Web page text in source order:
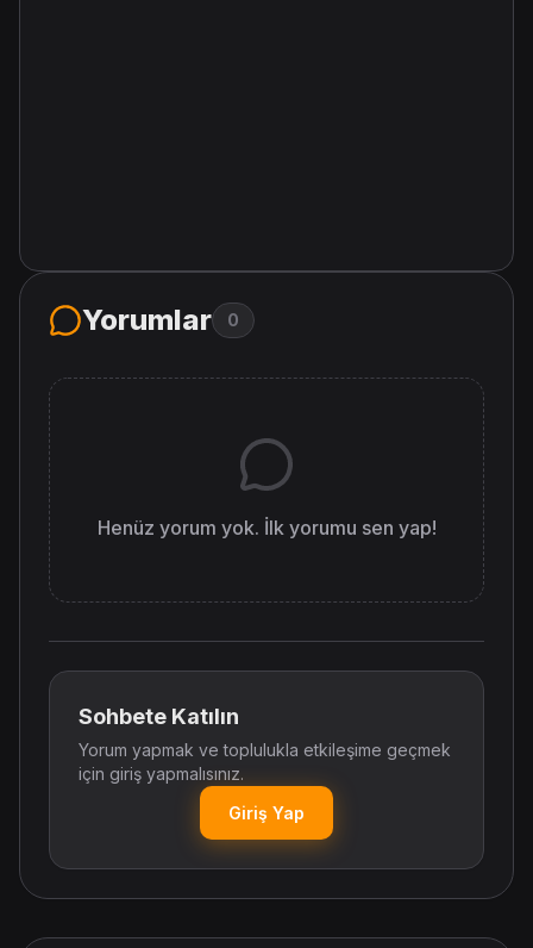
Yorumlar 0
Henüz yorum yok. İlk yorumu sen yap!
Sohbete Katılın
Yorum yapmak ve toplulukla etkileşime geçmek
için giriş yapmalısınız.
Giriş Yap